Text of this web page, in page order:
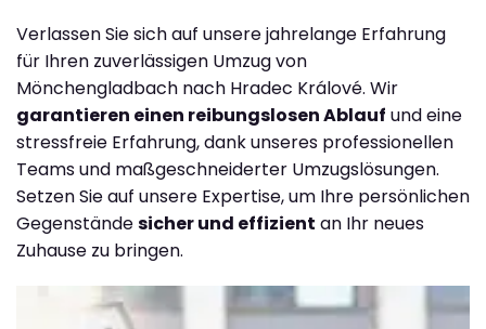
Verlassen Sie sich auf unsere jahrelange Erfahrung
für Ihren zuverlässigen Umzug von
Mönchengladbach nach Hradec Králové. Wir
garantieren einen reibungslosen Ablauf und eine
stressfreie Erfahrung, dank unseres professionellen
Teams und maßgeschneiderter Umzugslösungen.
Setzen Sie auf unsere Expertise, um Ihre persönlichen
Gegenständesicher und effizient an Ihr neues
Zuhause zu bringen.